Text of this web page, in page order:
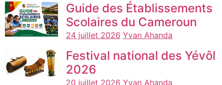
Guide des Établissements
Scolaires du Cameroun
24 juillet 2026 Yvan Ahanda
Festival national des Yévôl
2026
20 juillet 2026 Yvan Ahanda